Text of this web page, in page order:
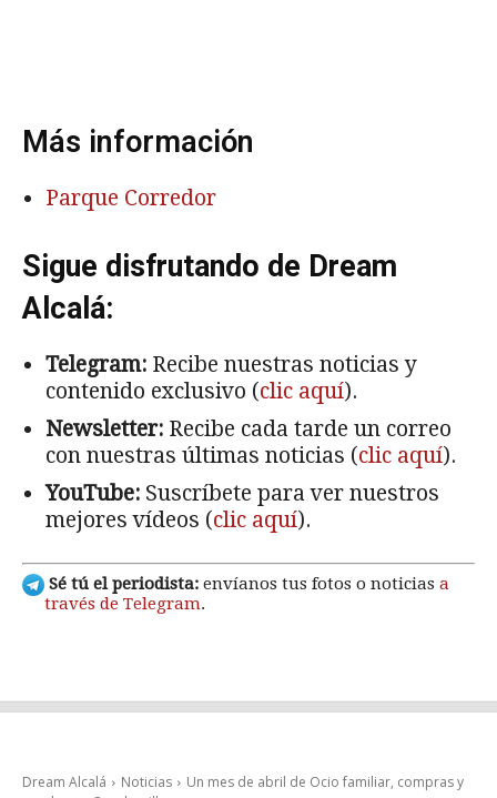
Más información
Parque Corredor
Sigue disfrutando de Dream
Alcalá:
Telegram: Recibe nuestras noticias y
contenido exclusivo (clic aquí).
Newsletter: Recibe cada tarde un correo
con nuestras últimas noticias (clic aquí).
YouTube: Suscríbete para ver nuestros
mejores vídeos (clic aquí).
Sé tú el periodista: envíanos tus fotos o noticias a
través de Telegram.